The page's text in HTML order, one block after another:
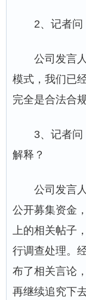
2、记者
公司发言
模式，我们已
完全是合法合规
3、记者
解释？
公司发言
公开募集资金
上的相关帖子
行调查处理。
布了相关言论
再继续追究下